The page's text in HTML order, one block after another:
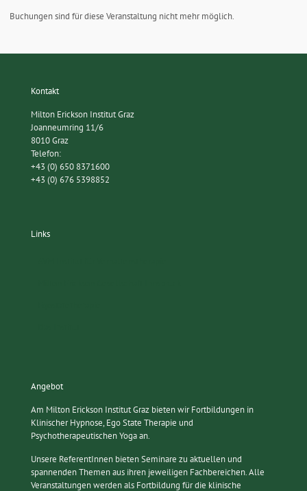
Buchungen sind für diese Veranstaltung nicht mehr möglich.
Kontakt
Milton Erickson Institut Graz
Joanneumring 11/6
8010 Graz
Telefon:
+43 (0) 650 8371600
+43 (0) 676 5398852
Links
Angebot
Am Milton Erickson Institut Graz bieten wir Fortbildungen in
Klinischer Hypnose, Ego State Therapie und
Psychotherapeutischen Yoga an.
Unsere ReferentInnen bieten Seminare zu aktuellen und
spannenden Themen aus ihren jeweiligen Fachbereichen. Alle
Veranstaltungen werden als Fortbildung für die klinische